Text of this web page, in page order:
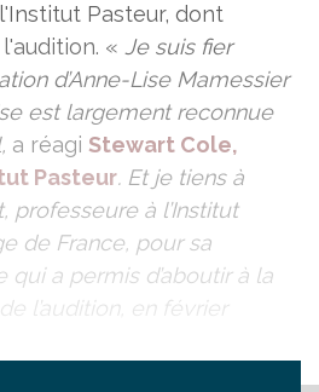
Pasteur, dont
« Je suis fier
d’Anne-Lise Mamessier
est largement reconnue
a réagi Stewart Cole,
Pasteur. Et je tiens à
professeure à l’Institut
de France, pour sa
a permis d’aboutir à la
l’audition, en février